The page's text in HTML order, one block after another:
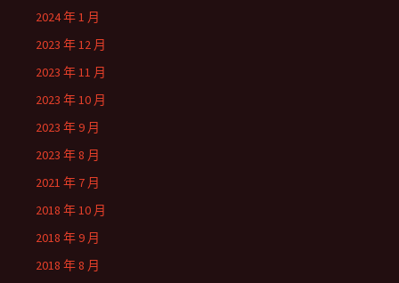
2024 年 1 月
2023 年 12 月
2023 年 11 月
2023 年 10 月
2023 年 9 月
2023 年 8 月
2021 年 7 月
2018 年 10 月
2018 年 9 月
2018 年 8 月